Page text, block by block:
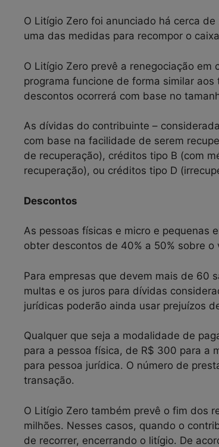
O Litígio Zero foi anunciado há cerca
uma das medidas para recompor o
O Litígio Zero prevê a renegociação
programa funcione de forma similar
descontos ocorrerá com base no
As dívidas do contribuinte –
com base na facilidade de serem
de recuperação), créditos tipo B (com
recuperação), ou créditos tipo D
Descontos
As pessoas físicas e micro e pequenas
obter descontos de 40% a 50% sobre
Para empresas que devem mais de 60
multas e os juros para dívidas
jurídicas poderão ainda usar prejuízos
Qualquer que seja a modalidade de
para a pessoa física, de R$ 300 para a
para pessoa jurídica. O número de
transação.
O Litígio Zero também prevê o fim dos
milhões. Nesses casos, quando o
de recorrer, encerrando o litígio. De